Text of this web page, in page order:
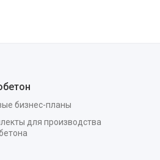
бизнес-планы
для производства